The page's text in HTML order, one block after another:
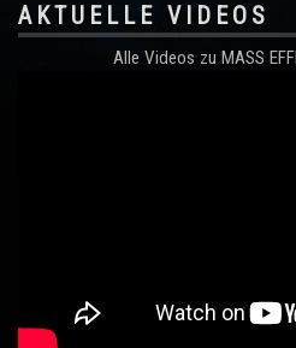
AKTUELLE VIDEOS
Alle Videos zu MASS